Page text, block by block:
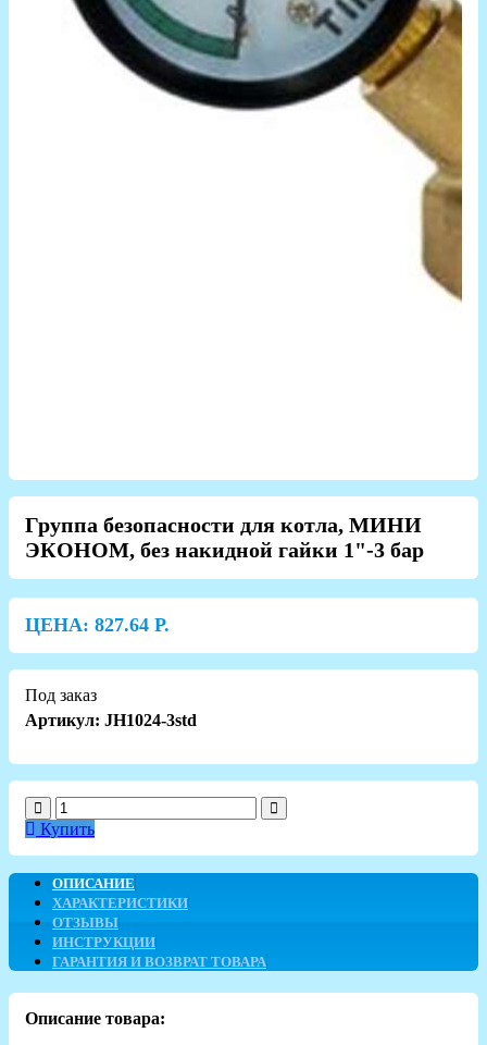
Группа безопасности для котла, МИНИ
ЭКОНОМ, без накидной гайки 1"-3 бар
ЦЕНА: 827.64 Р.
Под заказ
Артикул: JH1024-3std
Купить
ОПИСАНИЕ
ХАРАКТЕРИСТИКИ
ОТЗЫВЫ
ИНСТРУКЦИИ
ГАРАНТИЯ И ВОЗВРАТ ТОВАРА
Описание товара: